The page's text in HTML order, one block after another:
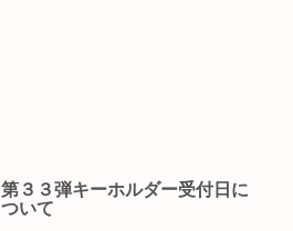
第３３弾キーホルダー受付日に
ついて